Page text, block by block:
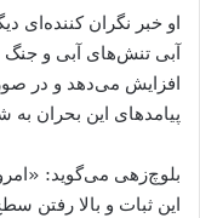
او خبر نگران
آبی تنش‌های آبی و
افزایش می‌دهد و در
پیامدهای این بحران
بلوچ‌زهی می‌گوید:
این ثبات و بالا رفتن